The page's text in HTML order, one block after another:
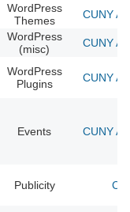
WordPress
Themes
CUNY
WordPress
(misc)
CUNY
WordPress
Plugins
CUNY
Events CUNY
Publicity